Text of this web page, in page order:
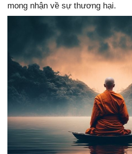
mong nhận về sự thương hại.